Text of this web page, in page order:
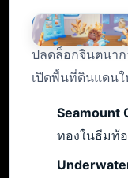
ปลดล็อกจินตนา
เปิดพื้นที่ดินแดน
Seamount
ทองในธีมท้